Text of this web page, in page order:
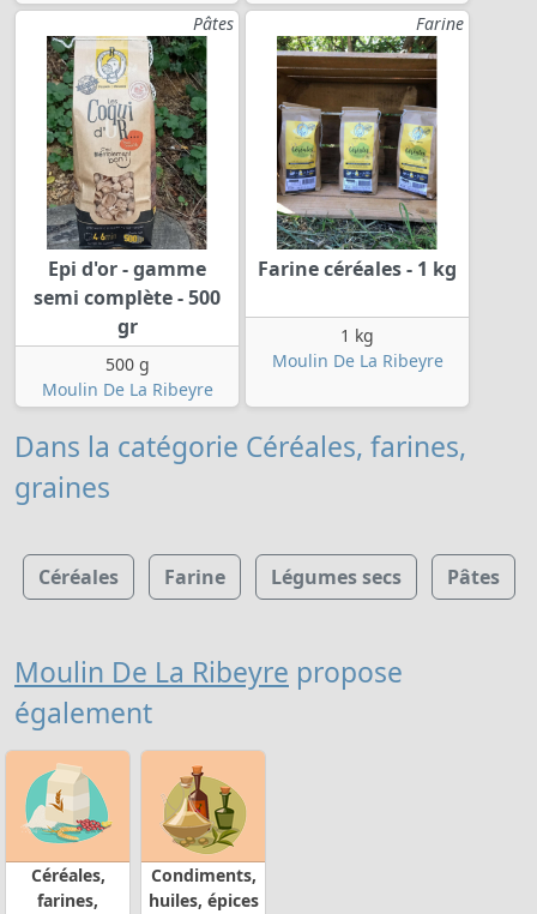
Pâtes
Epi d'or - gamme
semi complète - 500
gr
500 g
Moulin De La Ribeyre
Farine
Farine céréales - 1 kg
1 kg
Moulin De La Ribeyre
Dans la catégorie Céréales, farines,
graines
Céréales Farine Légumes secs Pâtes
Moulin De La Ribeyre propose
également
Céréales,
farines,
Condiments,
huiles, épices